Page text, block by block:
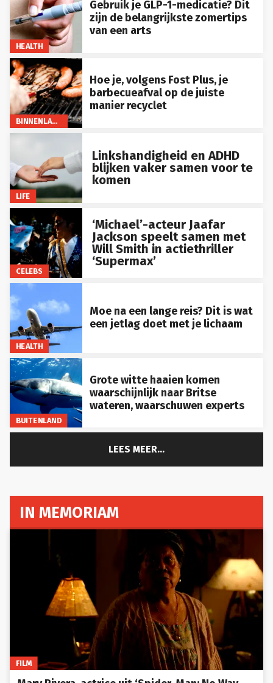
HEALTH
Gebruik je GLP-1-medicatie? Dit
zijn de belangrijkste zomertips
van een arts
BINNENLAND
Hoe je, volgens Fost Plus, je
barbecueafval op de juiste
manier recyclet
LIFE
Linkshandigheid en ADHD
blijken vaker samen voor te
komen
CELEBS
‘Michael’-acteur Jaafar
Jackson speelt samen met
Will Smith in actiethriller
‘Supermax’
HEALTH
Moe na een lange reis? Dit is wat
een jetlag doet met je lichaam
BUITENLAND
Grote witte haaien komen
waarschijnlijk naar Britse
wateren, waarschuwen experts
LEES MEER...
IN MEMORIAM
FILM